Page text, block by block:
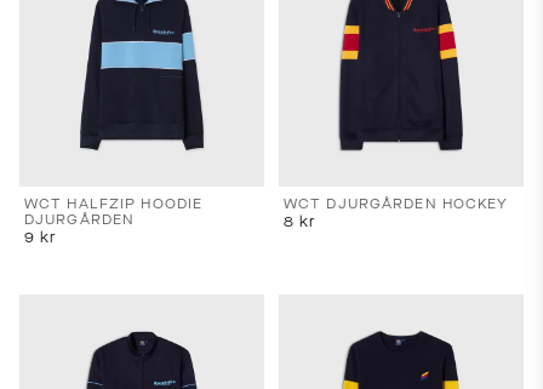
WCT HALFZIP HOODIE
DJURGÅRDEN
9 kr
WCT DJURGÅRDEN HOCKEY
8 kr